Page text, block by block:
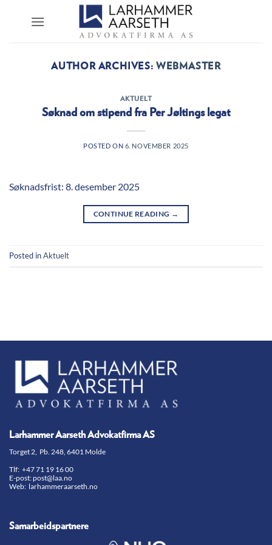
AUTHOR ARCHIVES: WEBMASTER
AKTUELT
Søknad om stipend fra Per Jøltings legat
POSTED ON 6. NOVEMBER 2025
Søknadsfrist: 8. desember 2025
CONTINUE READING →
Posted inAktuelt
Larhammer Aarseth Advokatfirma AS
Torget 2, Pb. 248, 6401 Molde
Tlf: +47 71 19 16 00
E-post:post@laa.no
Web: larhammeraarseth.no
Samarbeidspartnere